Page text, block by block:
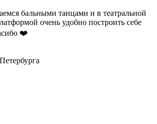
бальными танцами и в театральной
очень удобно построить себе
❤️